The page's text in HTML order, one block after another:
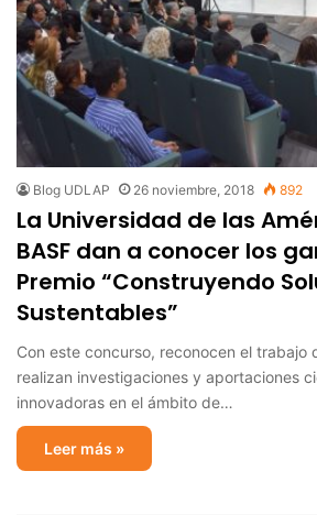
Blog UDLAP 26 noviembre, 2018 892
La Universidad de las
BASF dan a conocer los
Premio “Construyendo
Sustentables”
Con este concurso, reconocen el trabajo
realizan investigaciones y aportaciones
innovadoras en el ámbito de…
Leer más »